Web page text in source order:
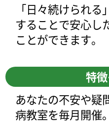
「日々続けられ
することで安心し
ことができます。
特
あなたの不安や疑
病教室を毎月開催。